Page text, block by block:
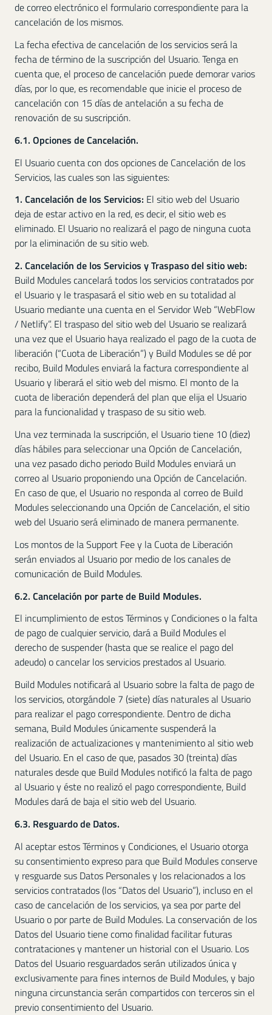
de correo electrónico el formulario correspondiente para la
cancelación de los mismos.
La fecha efectiva de cancelación de los servicios será la
fecha de término de la suscripción del Usuario. Tenga en
cuenta que, el proceso de cancelación puede demorar varios
días, por lo que, es recomendable que inicie el proceso de
cancelación con 15 días de antelación a su fecha de
renovación de su suscripción.
6.1. Opciones de Cancelación.
El Usuario cuenta con dos opciones de Cancelación de los
Servicios, las cuales son las siguientes:
1. Cancelación de los Servicios: El sitio web del Usuario
deja de estar activo en la red, es decir, el sitio web es
eliminado. El Usuario no realizará el pago de ninguna cuota
por la eliminación de su sitio web.
2. Cancelación de los Servicios y Traspaso del sitio web:
Build Modules cancelará todos los servicios contratados por
el Usuario y le traspasará el sitio web en su totalidad al
Usuario mediante una cuenta en el Servidor Web “WebFlow
/ Netlify”. El traspaso del sitio web del Usuario se realizará
una vez que el Usuario haya realizado el pago de la cuota de
liberación (“Cuota de Liberación”) y Build Modules se dé por
recibo, Build Modules enviará la factura correspondiente al
Usuario y liberará el sitio web del mismo. El monto de la
cuota de liberación dependerá del plan que elija el Usuario
para la funcionalidad y traspaso de su sitio web.
Una vez terminada la suscripción, el Usuario tiene 10 (diez)
días hábiles para seleccionar una Opción de Cancelación,
una vez pasado dicho periodo Build Modules enviará un
correo al Usuario proponiendo una Opción de Cancelación.
En caso de que, el Usuario no responda al correo de Build
Modules seleccionando una Opción de Cancelación, el sitio
web del Usuario será eliminado de manera permanente.
Los montos de la Support Fee y la Cuota de Liberación
serán enviados al Usuario por medio de los canales de
comunicación de Build Modules.
6.2. Cancelación por parte de Build Modules.
El incumplimiento de estos Términos y Condiciones o la falta
de pago de cualquier servicio, dará a Build Modules el
derecho de suspender (hasta que se realice el pago del
adeudo) o cancelar los servicios prestados al Usuario.
Build Modules notificará al Usuario sobre la falta de pago de
los servicios, otorgándole 7 (siete) días naturales al Usuario
para realizar el pago correspondiente. Dentro de dicha
semana, Build Modules únicamente suspenderá la
realización de actualizaciones y mantenimiento al sitio web
del Usuario. En el caso de que, pasados 30 (treinta) días
naturales desde que Build Modules notificó la falta de pago
al Usuario y éste no realizó el pago correspondiente, Build
Modules dará de baja el sitio web del Usuario.
6.3. Resguardo de Datos.
Al aceptar estos Términos y Condiciones, el Usuario otorga
su consentimiento expreso para que Build Modules conserve
y resguarde sus Datos Personales y los relacionados a los
servicios contratados (los “Datos del Usuario”), incluso en el
caso de cancelación de los servicios, ya sea por parte del
Usuario o por parte de Build Modules. La conservación de los
Datos del Usuario tiene como finalidad facilitar futuras
contrataciones y mantener un historial con el Usuario. Los
Datos del Usuario resguardados serán utilizados única y
exclusivamente para fines internos de Build Modules, y bajo
ninguna circunstancia serán compartidos con terceros sin el
previo consentimiento del Usuario.